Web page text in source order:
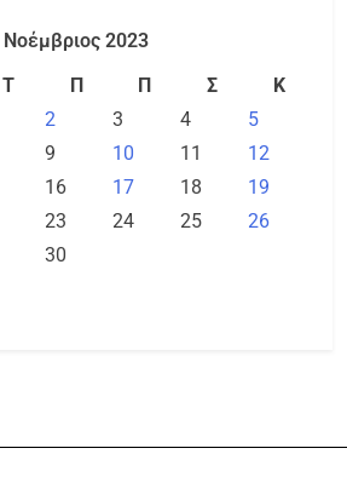
Νοέμβριος 2023
Τ Π Π Σ
Κ
2 3 4
5
9 10 11
12
16 17 18
19
23 24 25
26
30